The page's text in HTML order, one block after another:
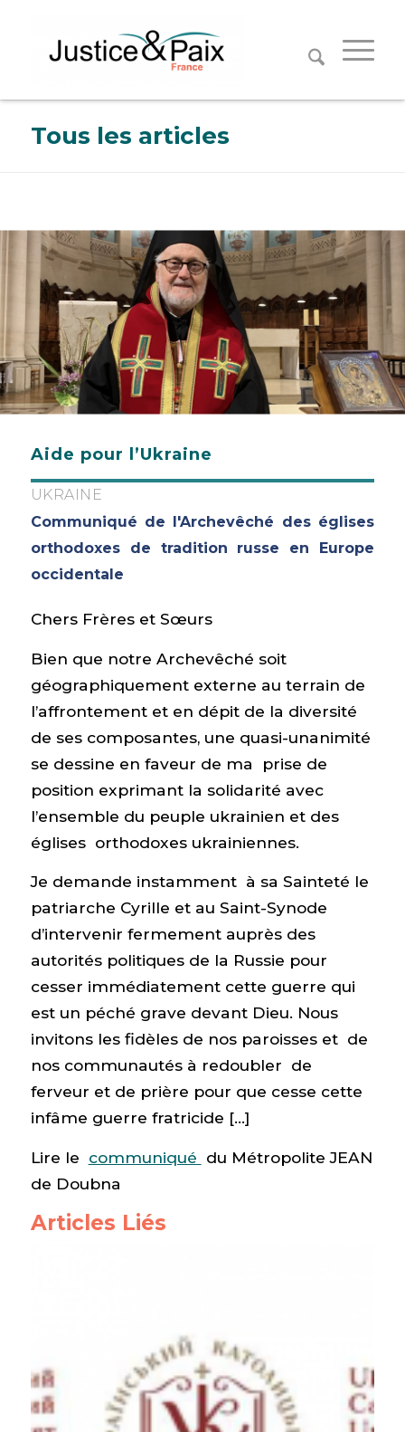
Tous les articles
Aide pour l’Ukraine
UKRAINE
Communiqué de l'Archevêché des églises
orthodoxes de tradition russe en Europe
occidentale
Chers Frères et Sœurs
Bien que notre Archevêché soit
géographiquement externe au terrain de
l’affrontement et en dépit de la diversité
de ses composantes, une quasi-unanimité
se dessine en faveur de ma prise de
position exprimant la solidarité avec
l’ensemble du peuple ukrainien et des
églises orthodoxes ukrainiennes.
Je demande instamment à sa Sainteté le
patriarche Cyrille et au Saint-Synode
d’intervenir fermement auprès des
autorités politiques de la Russie pour
cesser immédiatement cette guerre qui
est un péché grave devant Dieu. Nous
invitons les fidèles de nos paroisses et de
nos communautés à redoubler de
ferveur et de prière pour que cesse cette
infâme guerre fratricide […]
Lire le communiqué du Métropolite JEAN
de Doubna
Articles Liés